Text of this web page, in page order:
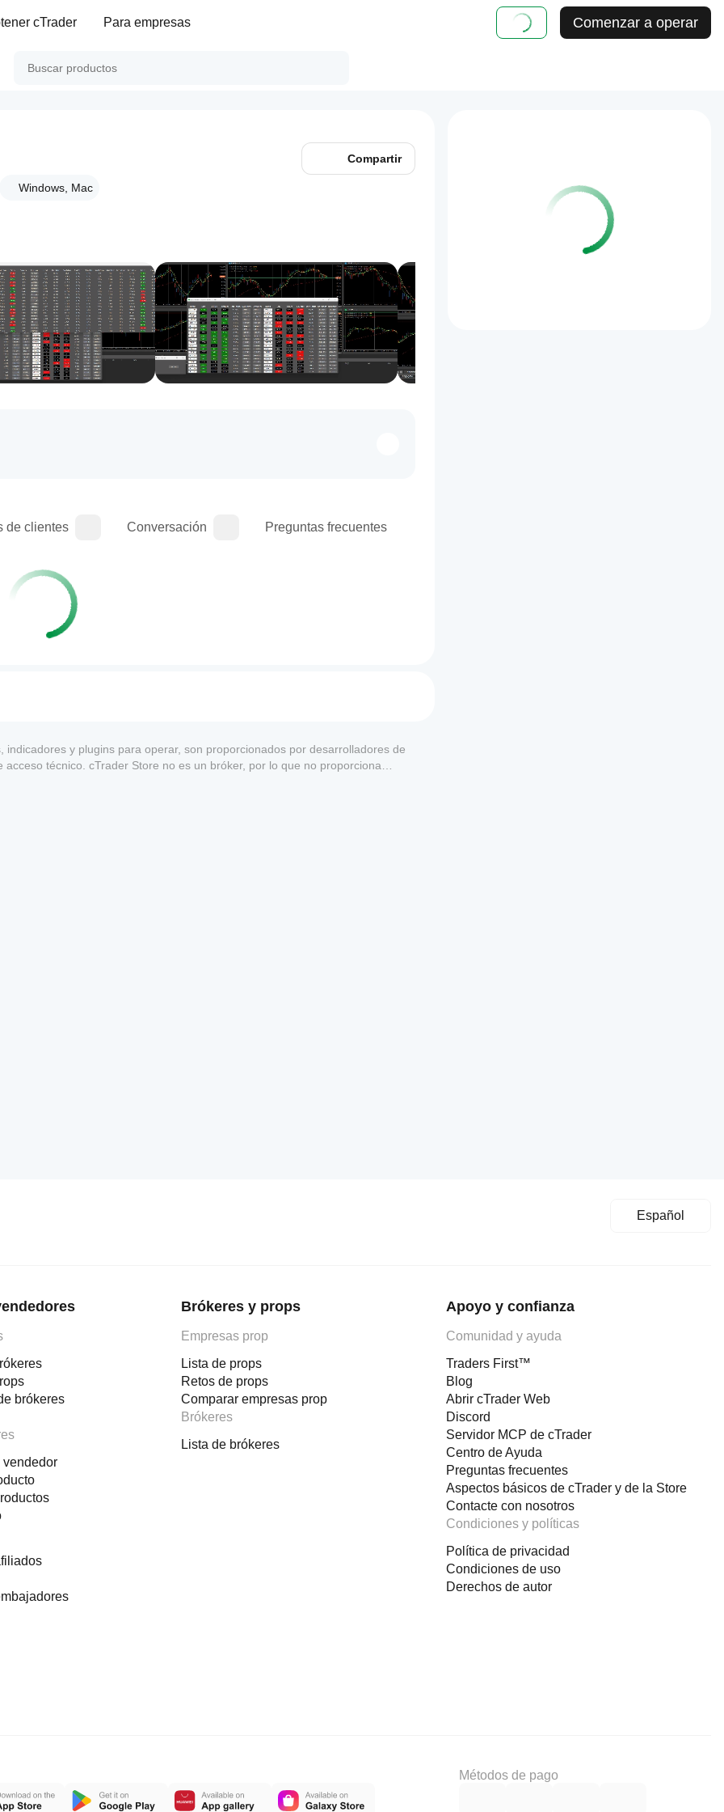
cTrader Para empresas Comenzar a operar
Windows, Mac
Compartir
de clientes Conversación Preguntas frecuentes
y plugins para operar, son proporcionados por desarrolladores de
técnico. cTrader Store no es un bróker, por lo que no proporciona
garantía de rentabilidad futura.
Español
brókeres
vendedor
Brókeres y props
Empresas prop
Lista de props
Retos de props
Comparar empresas prop
Brókeres
Lista de brókeres
Apoyo y confianza
Comunidad y ayuda
Traders First™
Blog
Abrir cTrader Web
Discord
Servidor MCP de cTrader
Centro de Ayuda
Preguntas frecuentes
Aspectos básicos de cTrader y de la Store
Contacte con nosotros
Condiciones y políticas
Política de privacidad
Condiciones de uso
Derechos de autor
Métodos de pago